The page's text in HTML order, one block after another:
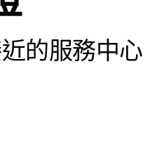
的服務中心